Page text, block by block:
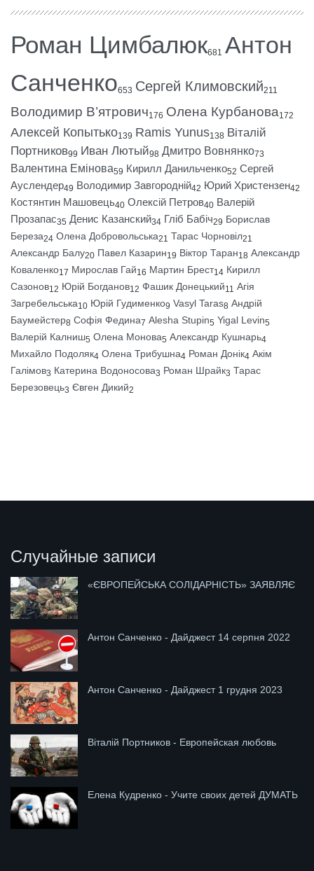
Роман Цимбалюк681 Антон
Санченко653 Сергей Климовский211
Володимир В’ятрович176 Олена Курбанова172
Алексей Копытько139 Ramis Yunus138 Віталій
Портников99 Иван Лютый98 Дмитро Вовнянко73
Валентина Емінова59 Кирилл Данильченко52 Сергей
Ауслендер49 Володимир Завгородній42 Юрий Христензен42
Костянтин Машовець40 Олексій Петров40 Валерій
Прозапас35 Денис Казанский34 Гліб Бабіч29 Борислав
Береза24 Олена Добровольська21 Тарас Чорновіл21
Александр Балу20 Павел Казарин19 Віктор Таран18 Александр
Коваленко17 Мирослав Гай16 Мартин Брест14 Кирилл
Сазонов12 Юрій Богданов12 Фашик Донецький11 Агія
Загребельська10 Юрій Гудименко9 Vasyl Taras8 Андрій
Баумейстер8 Софія Федина7 Alesha Stupin5 Yigal Levin5
Валерій Калниш5 Олена Монова5 Александр Кушнарь4
Михайло Подоляк4 Олена Трибушна4 Роман Донік4 Акім
Галімов3 Катерина Водоносова3 Роман Шрайк3 Тарас
Березовець3 Євген Дикий2
Случайные записи
«ЄВРОПЕЙСЬКА СОЛІДАРНІСТЬ» ЗАЯВЛЯЄ
Антон Санченко - Дайджест 14 серпня 2022
Антон Санченко - Дайджест 1 грудня 2023
Віталій Портников - Европейская любовь
Елена Кудренко - Учите своих детей ДУМАТЬ